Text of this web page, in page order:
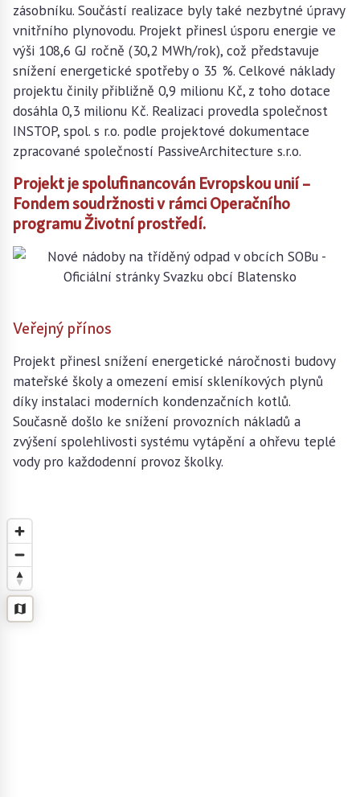
zásobníku. Součástí realizace byly také nezbytné úpravy
vnitřního plynovodu. Projekt přinesl úsporu energie ve
výši 108,6 GJ ročně (30,2 MWh/rok), což představuje
snížení energetické spotřeby o 35 %. Celkové náklady
projektu činily přibližně 0,9 milionu Kč, z toho dotace
dosáhla 0,3 milionu Kč. Realizaci provedla společnost
INSTOP, spol. s r.o. podle projektové dokumentace
zpracované společností PassiveArchitecture s.r.o.
Projekt je spolufinancován Evropskou unií –
Fondem soudržnosti v rámci Operačního
programu Životní prostředí.
Veřejný přínos
Projekt přinesl snížení energetické náročnosti budovy
mateřské školy a omezení emisí skleníkových plynů
díky instalaci moderních kondenzačních kotlů.
Současně došlo ke snížení provozních nákladů a
zvýšení spolehlivosti systému vytápění a ohřevu teplé
vody pro každodenní provoz školky.